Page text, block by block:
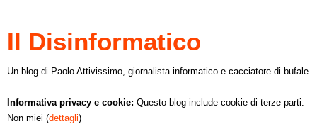
Il Disinformatico
Un blog di Paolo Attivissimo, giornalista informatico e cacciatore di bufale
Informativa privacy e cookie: Questo blog include cookie di terze parti.
Non miei (dettagli)